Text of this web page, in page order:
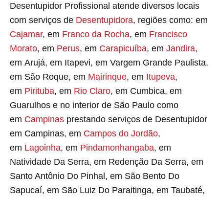
Desentupidor Profissional atende diversos locais
com serviços de Desentupidora, regiões como: em
Cajamar, em Franco da Rocha, em Francisco
Morato, em Perus, em Carapicuíba, em Jandira,
em Arujá, em Itapevi, em Vargem Grande Paulista,
em São Roque, em Mairinque, em Itupeva,
em Pirituba, em Rio Claro, em Cumbica, em
Guarulhos e no interior de São Paulo como
em Campinas prestando serviços de Desentupidor
em Campinas, em Campos do Jordão,
em Lagoinha, em Pindamonhangaba, em
Natividade Da Serra, em Redenção Da Serra, em
Santo Antônio Do Pinhal, em São Bento Do
Sapucaí, em São Luiz Do Paraitinga, em Taubaté,